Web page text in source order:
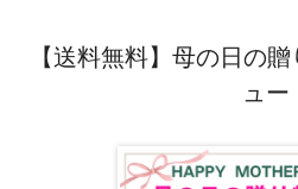
【送料無料】母の日の
ュー